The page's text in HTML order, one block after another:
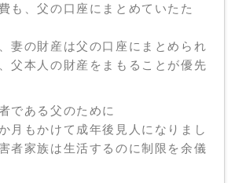
も、父の口座にまとめていたた
妻の財産は父の口座にまとめられ
父本人の財産をまもることが優先
である父のために
月もかけて成年後見人になりまし
者家族は生活するのに制限を余儀